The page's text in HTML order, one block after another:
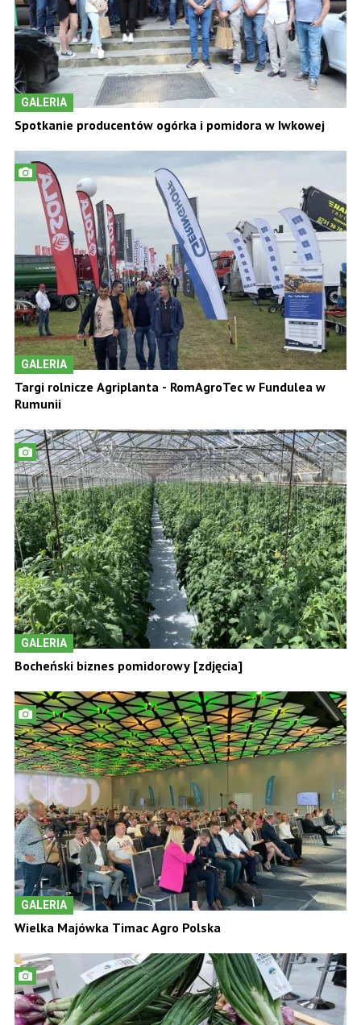
GALERIA
Spotkanie producentów ogórka i pomidora w Iwkowej
GALERIA
Targi rolnicze Agriplanta - RomAgroTec w Fundulea w
Rumunii
GALERIA
Bocheński biznes pomidorowy [zdjęcia]
GALERIA
Wielka Majówka Timac Agro Polska